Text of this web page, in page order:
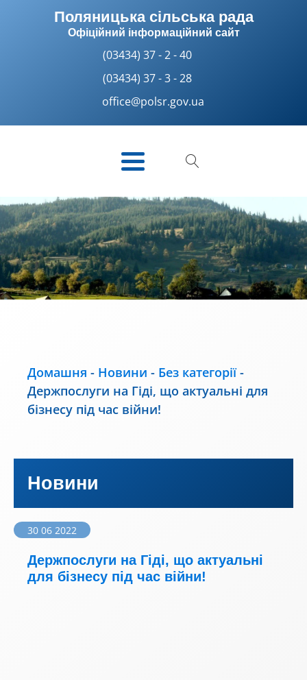
Поляницька сільська рада
Офіційний інформаційний сайт
(03434) 37 - 2 - 40
(03434) 37 - 3 - 28
office@polsr.gov.ua
Домашня - Новини - Без категорії-
Держпослуги на Гіді, що актуальні для
бізнесу під час війни!
Новини
30 06 2022
Держпослуги на Гіді, що актуальні
для бізнесу під час війни!